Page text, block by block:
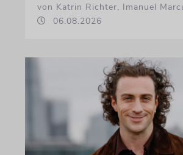
von Katrin Richter, Imanuel
06.08.2026